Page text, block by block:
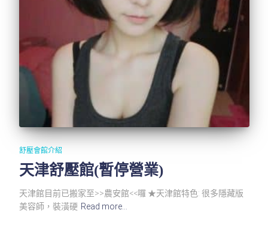
舒壓會館介紹
天津舒壓館(暫停營業)
天津館目前已搬家至>>農安館<<囉 ★天津館特色: 很多隱藏版
美容師，裝潢硬 Read more…